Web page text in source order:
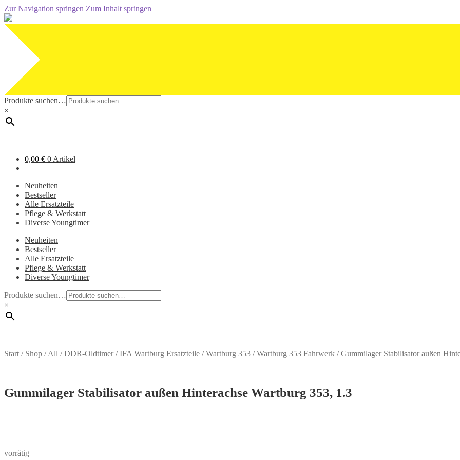
Zur Navigation springen Zum Inhalt springen
Produkte suchen…
×
0,00 € 0 Artikel
Neuheiten
Bestseller
Alle Ersatzteile
Pflege & Werkstatt
Diverse Youngtimer
Neuheiten
Bestseller
Alle Ersatzteile
Pflege & Werkstatt
Diverse Youngtimer
Produkte suchen…
×
Start / Shop /All /DDR-Oldtimer/IFA Wartburg Ersatzteile /Wartburg 353 /Wartburg 353 Fahrwerk /Gummilager Stabilisator außen
Gummilager Stabilisator außen Hinterachse Wartburg 353, 1.3
vorrätig